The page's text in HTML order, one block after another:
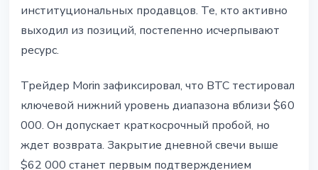
институциональных продавцов. Те, кто активно
выходил из позиций, постепенно исчерпывают
ресурс.
Трейдер Morin зафиксировал, что BTC тестировал
ключевой нижний уровень диапазона вблизи $60
000. Он допускает краткосрочный пробой, но
ждет возврата. Закрытие дневной свечи выше
$62 000 станет первым подтверждением